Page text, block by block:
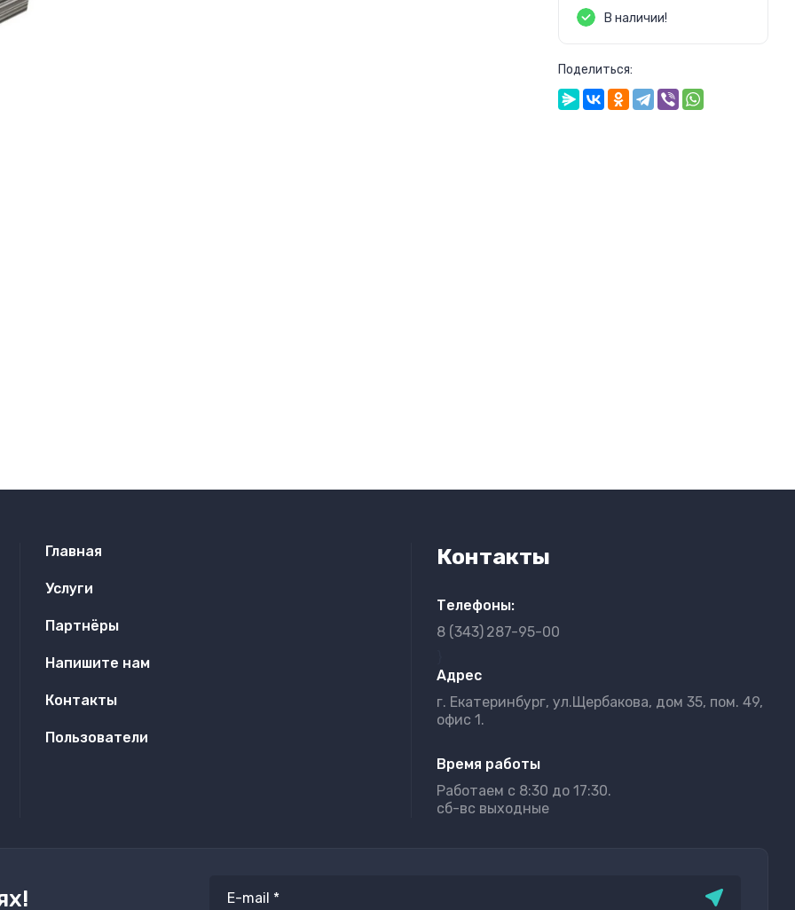
В наличии!
Поделиться:
Главная
Услуги
Партнёры
Напишите нам
Контакты
Пользователи
Контакты
Телефоны:
8 (343) 287-95-00
Адрес
г. Екатеринбург, ул.Щербакова, дом 35, пом. 49,
офис 1.
Время работы
Работаем с 8:30 до 17:30.
сб-вс выходные